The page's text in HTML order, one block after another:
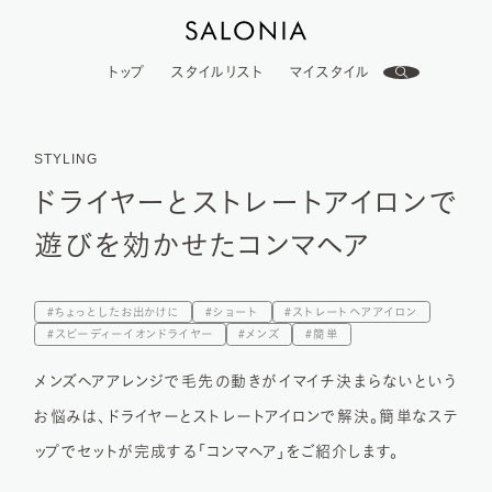
トップ スタイルリスト マイスタイル
STYLING
ドライヤーとストレートアイロンで
遊びを効かせたコンマヘア
ちょっとしたお出かけに ショート ストレートヘアアイロン
スピーディーイオンドライヤー メンズ 簡単
メンズヘアアレンジで⽑先の動きがイマイチ決まらないという
お悩みは、ドライヤーとストレートアイロンで解決。簡単なステ
ップでセットが完成する「コンマヘア」をご紹介します。